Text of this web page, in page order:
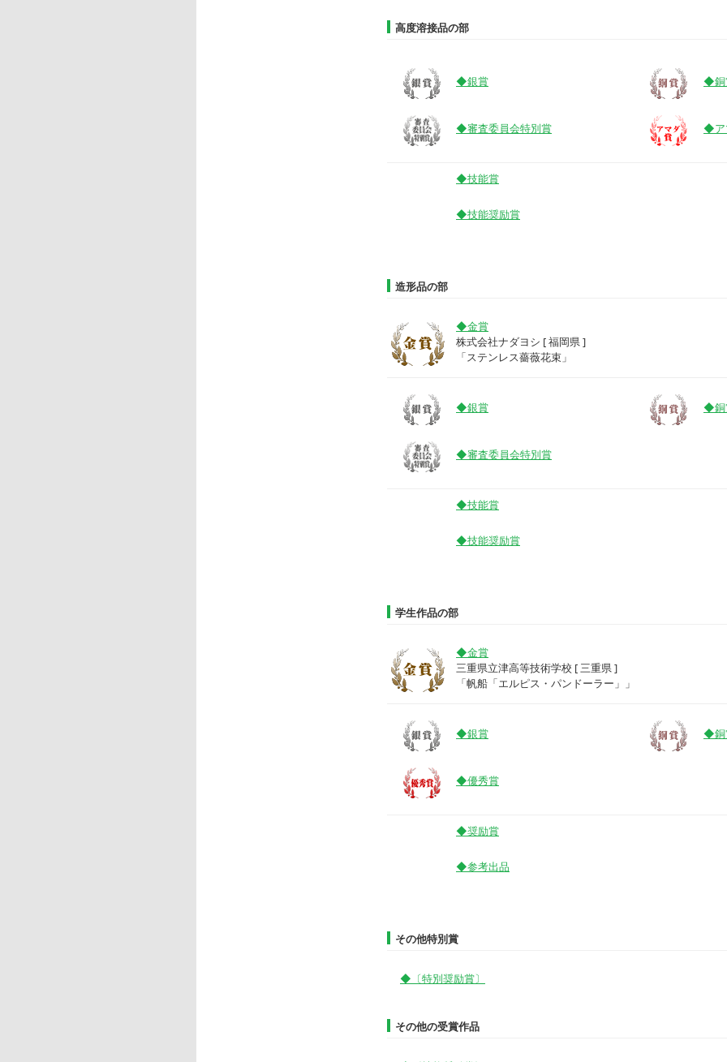
高度溶接品の部
◆銀賞 ◆銅
◆審査委員会特別賞 ◆ア
◆技能賞
◆技能奨励賞
造形品の部
◆金賞
株式会社ナダヨシ [ 福岡県 ]
「ステンレス薔薇花束」
◆銀賞 ◆銅
◆審査委員会特別賞
◆技能賞
◆技能奨励賞
学生作品の部
◆金賞
三重県立津高等技術学校 [ 三重県 ]
「帆船「エルピス・パンドーラー」」
◆銀賞 ◆銅
◆優秀賞
◆奨励賞
◆参考出品
その他特別賞
◆〔特別奨励賞〕
その他の受賞作品